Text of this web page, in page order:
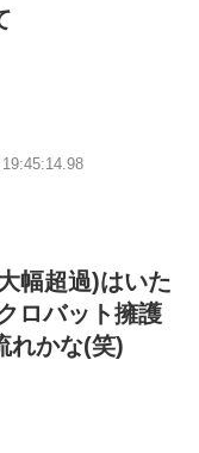
幅超過)はいた
ロバット擁護
れかな(笑)